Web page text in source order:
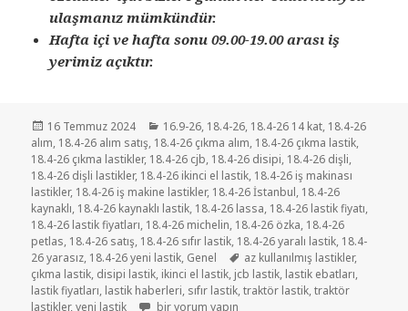
ulaşmanız mümkündür.
Hafta içi ve hafta sonu 09.00-19.00 arası iş
yerimiz açıktır.
Yayın
tarihi
16 Temmuz 2024 Kategoriler
16.9-26, 18.4-26, 18.4-26 14 kat, 18.4-26
alım, 18.4-26 alım satış, 18.4-26 çıkma alım, 18.4-26 çıkma lastik,
18.4-26 çıkma lastikler, 18.4-26 cjb, 18.4-26 disipi, 18.4-26 dişli,
18.4-26 dişli lastikler, 18.4-26 ikinci el lastik, 18.4-26 iş makinası
lastikler, 18.4-26 iş makine lastikler, 18.4-26 İstanbul, 18.4-26
kaynaklı, 18.4-26 kaynaklı lastik, 18.4-26 lassa, 18.4-26 lastik fiyatı,
18.4-26 lastik fiyatları, 18.4-26 michelin, 18.4-26 özka, 18.4-26
petlas, 18.4-26 satış, 18.4-26 sıfır lastik, 18.4-26 yaralı lastik, 18.4-
26 yarasız, 18.4-26 yeni lastik, Genel Etiketler
az kullanılmış lastikler,
çıkma lastik, disipi lastik, ikinci el lastik, jcb lastik, lastik ebatları,
lastik fiyatları, lastik haberleri, sıfır lastik,traktör lastik,traktör
lastikler,yeni lastik 18-4-26 az kullanılmış lastikler için
bir yorum yapın